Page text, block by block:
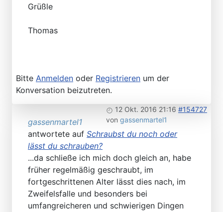
Grüßle
Thomas
Bitte Anmelden oder Registrieren um der
Konversation beizutreten.
12 Okt. 2016 21:16 #154727
von gassenmartel1
gassenmartel1
antwortete auf Schraubst du noch oder
lässt du schrauben?
...da schließe ich mich doch gleich an, habe
früher regelmäßig geschraubt, im
fortgeschrittenen Alter lässt dies nach, im
Zweifelsfalle und besonders bei
umfangreicheren und schwierigen Dingen